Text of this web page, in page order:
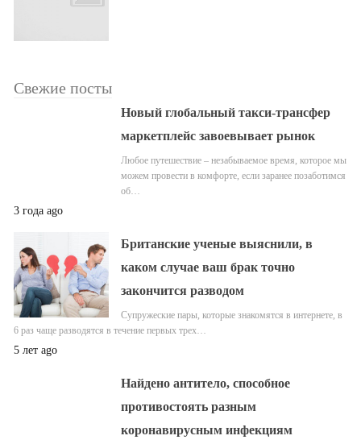
Свежие посты
Новый глобальный такси-трансфер
маркетплейс завоевывает рынок
Любое путешествие – незабываемое время, которое мы
можем провести в комфорте, если заранее позаботимся
об…
3 года ago
Британские ученые выяснили, в
каком случае ваш брак точно
закончится разводом
Супружеские пары, которые знакомятся в интернете, в
6 раз чаще разводятся в течение первых трех…
5 лет ago
Найдено антитело, способное
противостоять разным
коронавирусным инфекциям